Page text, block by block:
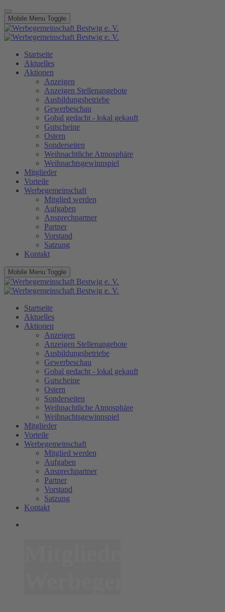
Mobile Menu Toggle
Startseite
Aktuelles
Aktionen
Anzeigen
Anzeigen Stellenangebote
Ausbildungsbetriebe
Gewerbeschau
Gobal gedacht - lokal gekauft
Gutscheine
Ostern
Sonderseiten
Weihnachtliche Atmosphäre
Weihnachtsgewinnspiel
Mitglieder
Vorteile
Werbegemeinschaft
Mitglied werden
Aufgaben
Ansprechpartner
Partner
Vorstand
Satzung
Kontakt
Mobile Menu Toggle
Startseite
Aktuelles
Aktionen
Anzeigen
Anzeigen Stellenangebote
Ausbildungsbetriebe
Gewerbeschau
Gobal gedacht - lokal gekauft
Gutscheine
Ostern
Sonderseiten
Weihnachtliche Atmosphäre
Weihnachtsgewinnspiel
Mitglieder
Vorteile
Werbegemeinschaft
Mitglied werden
Aufgaben
Ansprechpartner
Partner
Vorstand
Satzung
Kontakt